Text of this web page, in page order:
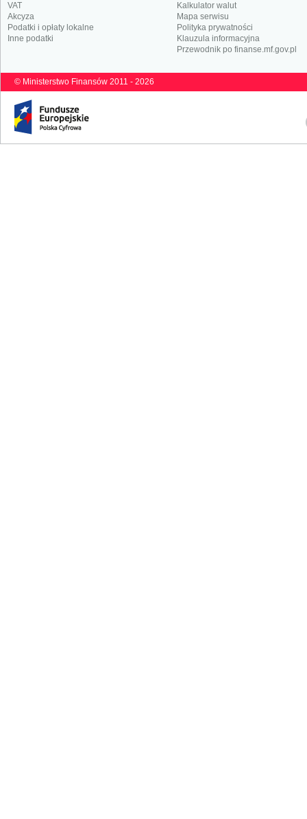
VAT
Akcyza
Podatki i opłaty lokalne
Inne podatki
Kalkulator walut
Mapa serwisu
Polityka prywatności
Klauzula informacyjna
Przewodnik po finanse.mf.gov.pl
© Ministerstwo Finansów 2011 - 2026